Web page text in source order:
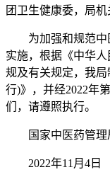
团卫生健康委，局机
为加强和规范
实施，根据《中华
规及有关规定，我
行)》，并经2022年
们，请遵照执行。
国家中医药管理
2022年11月4日